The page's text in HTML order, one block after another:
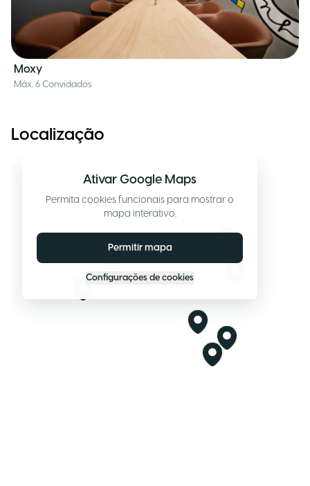
Moxy
Máx. 6 Convidados
Localização
Ativar Google Maps
Permita cookies funcionais para mostrar o
mapa interativo.
Permitir mapa
Configurações de cookies